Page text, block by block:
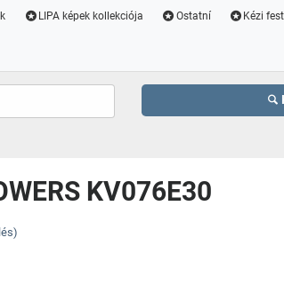
LIPA képek kollekciója Ostatní Kézi
KV076E30